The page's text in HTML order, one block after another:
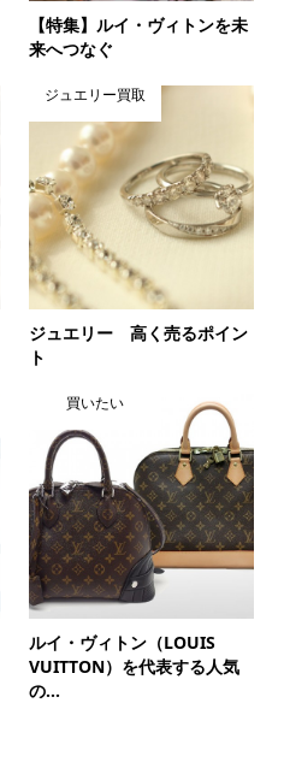
【特集】ルイ・ヴィトンを未
来へつなぐ
ジュエリー買取
ジュエリー 高く売るポイン
ト
買いたい
ルイ・ヴィトン（LOUIS
VUITTON）を代表する人気
の...